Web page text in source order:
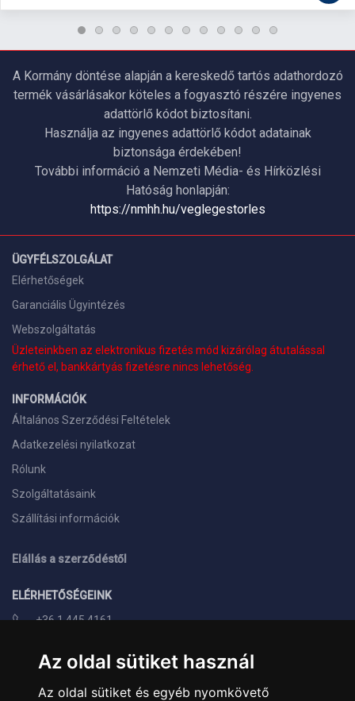
Az oldal sütiket használ
Az oldal sütiket és egyéb nyomkövető
A Kormány döntése alapján a kereskedő tartós adathordozó
termék vásárlásakor köteles a fogyasztó részére ingyenes
adattörlő kódot biztosítani.
Használja az ingyenes adattörlő kódot adatainak
biztonsága érdekében!
További információ a Nemzeti Média- és Hírközlési
Hatóság honlapján:
https://nmhh.hu/veglegestorles
ÜGYFÉLSZOLGÁLAT
Elérhetőségek
Garanciális Ügyintézés
Webszolgáltatás
Üzleteinkben az elektronikus fizetés mód kizárólag átutalással
érhető el, bankkártyás fizetésre nincs lehetőség.
INFORMÁCIÓK
Általános Szerződési Feltételek
Adatkezelési nyilatkozat
Rólunk
Szolgáltatásaink
Szállítási információk
Elállás a szerződéstől
ELÉRHETŐSÉGEINK
+36 1 445 4161
info@landcomputer.hu
1148 Budapest, Nagy Lajos király útja 24.